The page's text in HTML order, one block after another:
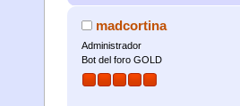
madcortina
Administrador
Bot del foro GOLD